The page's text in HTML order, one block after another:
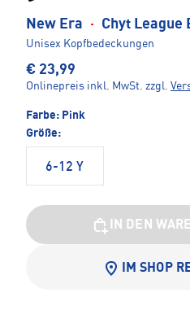
New Era · Chyt League
Unisex Kopfbedeckungen
€ 23,99
Onlinepreis inkl. MwSt. zzgl.
Farbe: Pink
Größe:
6-12 Y
IN DEN
IM SHOP